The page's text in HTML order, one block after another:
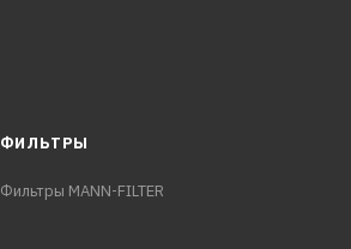
ФИЛЬТРЫ
Фильтры MANN-FILTER